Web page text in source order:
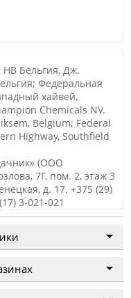
Бельгия, Дж.
Федеральная
хайвей,
Chemicals NV.
Belgium; Federal
Highway, Southfield
(ООО
7Г, пом. 2, этаж 3
д. 17. +375 (29)
3-021-021